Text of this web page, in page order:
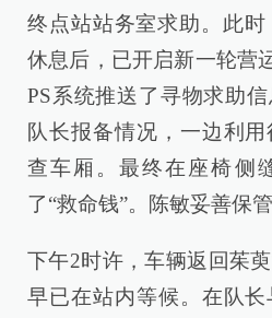
终点站站务室求助。此
休息后，已开启新一轮营
PS系统推送了寻物求助
队长报备情况，一边利
查车厢。最终在座椅侧
了“救命钱”。陈敏妥善保
下午2时许，车辆返回茱
早已在站内等候。在队